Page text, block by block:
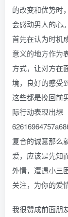
的改变和优势时
会感动男人的心。
首先在认为时机
意义的地方作为
方式，让对方在
境，良好的感受
这些都是挽回前
际行动表现出想
复合的诚意那么
爱，应该是先知
外情，遭遇小三
关注，为你的爱
我很赞成前面朋